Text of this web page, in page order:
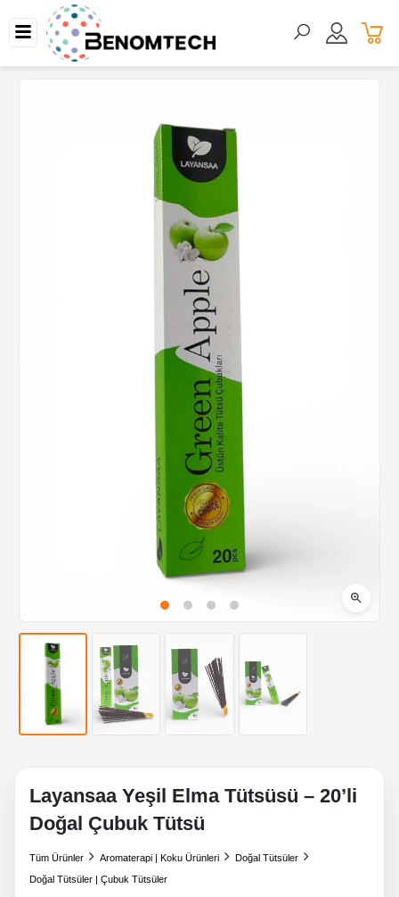
Layansaa Yeşil Elma Tütsüsü – 20’li
Doğal Çubuk Tütsü
Tüm Ürünler Aromaterapi | Koku Ürünleri
Doğal Tütsüler
Doğal Tütsüler | Çubuk Tütsüler